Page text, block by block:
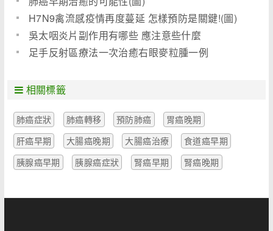
H7N9禽流感疫情再度蔓延 怎樣預防是關鍵!(圖)
吳太咽炎片副作用有哪些 應注意些什麼
足手反射區療法一次治癒右眼麥粒腫一例
相關標籤
肺癌症狀 肺癌轉移 預防肺癌
胃癌晚期
肝癌早期
大腸癌晚期 大腸癌治療
食道癌早期
胰腺癌早期
胰腺癌症狀 腎癌早期 腎癌晚期